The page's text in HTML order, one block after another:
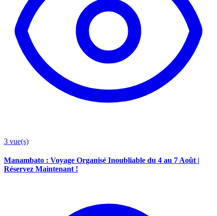
3 vue(s)
Manambato : Voyage Organisé Inoubliable du 4 au 7 Août |
Réservez Maintenant !